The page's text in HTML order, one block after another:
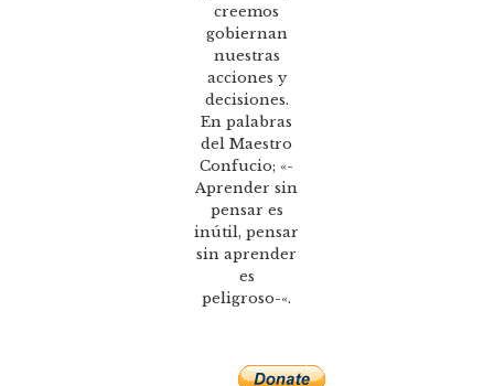
creemos
gobiernan
nuestras
acciones y
decisiones.
En palabras
del Maestro
Confucio; «-
Aprender sin
pensar es
inútil, pensar
sin aprender
es
peligroso-«.